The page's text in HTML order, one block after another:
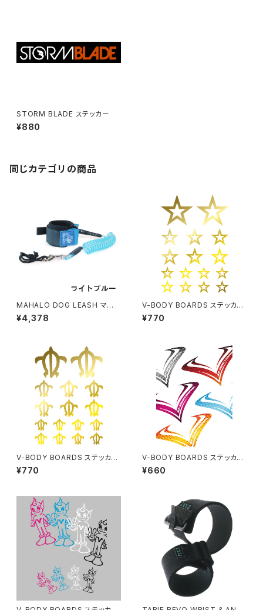
STORM BLADE ステッカー
¥880
同じカテゴリの商品
MAHALO DOG LEASH マハ
ロ ドックリーシュ
¥4,378
V-BODY BOARDS ステッカー
- 星
¥770
V-BODY BOARDS ステッカー
- カメ
¥770
V-BODY BOARDS ステッカー
- ボトム
¥660